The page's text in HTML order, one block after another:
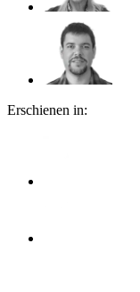
Erschienen in: